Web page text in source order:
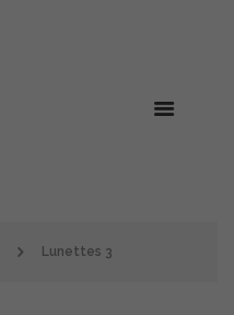
Lunettes 3